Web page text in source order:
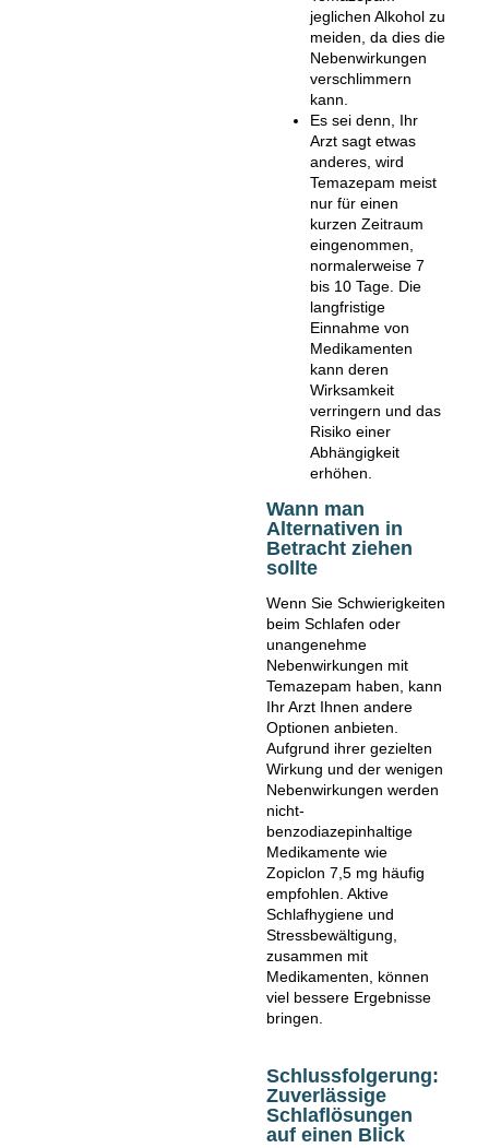
jeglichen Alkohol zu
meiden, da dies die
Nebenwirkungen
verschlimmern
kann.
Es sei denn, Ihr
Arzt sagt etwas
anderes, wird
Temazepam meist
nur für einen
kurzen Zeitraum
eingenommen,
normalerweise 7
bis 10 Tage. Die
langfristige
Einnahme von
Medikamenten
kann deren
Wirksamkeit
verringern und das
Risiko einer
Abhängigkeit
erhöhen.
Wann man
Alternativen in
Betracht ziehen
sollte
Wenn Sie Schwierigkeiten
beim Schlafen oder
unangenehme
Nebenwirkungen mit
Temazepam haben, kann
Ihr Arzt Ihnen andere
Optionen anbieten.
Aufgrund ihrer gezielten
Wirkung und der wenigen
Nebenwirkungen werden
nicht-
benzodiazepinhaltige
Medikamente wie
Zopiclon 7,5 mg häufig
empfohlen. Aktive
Schlafhygiene und
Stressbewältigung,
zusammen mit
Medikamenten, können
viel bessere Ergebnisse
bringen.
Schlussfolgerung:
Zuverlässige
Schlaflösungen
auf einen Blick